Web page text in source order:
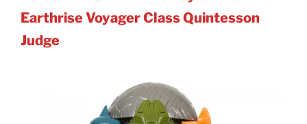
Earthrise Voyager Class Quintesson
Judge